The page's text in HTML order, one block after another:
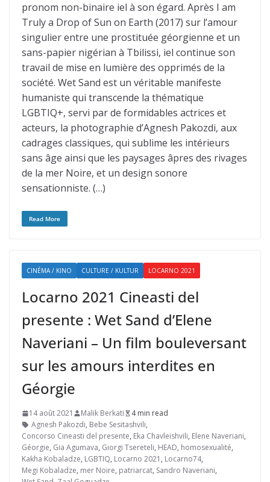
pronom non-binaire iel à son égard. Après I am
Truly a Drop of Sun on Earth (2017) sur l’amour
singulier entre une prostituée géorgienne et un
sans-papier nigérian à Tbilissi, iel continue son
travail de mise en lumière des opprimés de la
société. Wet Sand est un véritable manifeste
humaniste qui transcende la thématique
LGBTIQ+, servi par de formidables actrices et
acteurs, la photographie d’Agnesh Pakozdi, aux
cadrages classiques, qui sublime les intérieurs
sans âge ainsi que les paysages âpres des rivages
de la mer Noire, et un design sonore
sensationniste. (…)
Read More
CINÉMA / KINO CULTURE / KULTUR LOCARNO 2021
Locarno 2021 Cineasti del
presente : Wet Sand d’Elene
Naveriani – Un film bouleversant
sur les amours interdites en
Géorgie
14 août 2021 Malik Berkati
4 min read
Agnesh Pakozdi, Bebe Sesitashvili,
Concorso Cineasti del presente, Eka Chavleishvili, Elene Naveriani,
Géorgie, Gia Agumava, Giorgi Tsereteli, HEAD, homosexualité,
Kakha Kobaladze, LGBTIQ, Locarno 2021 , Locarno74,
Megi Kobaladze, mer Noire, patriarcat, Sandro Naveriani,